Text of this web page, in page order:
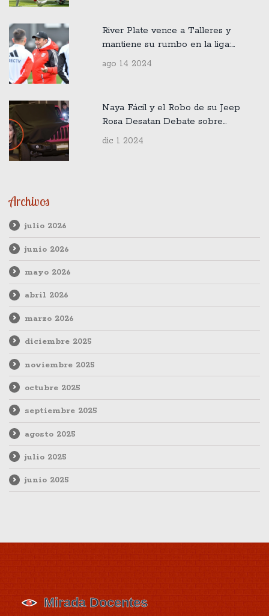
River Plate vence a Talleres y
mantiene su rumbo en la liga:
Noticias y Actualizaciones del
Martes 13 de Agosto
ago 14 2024
Naya Fácil y el Robo de su Jeep
Rosa Desatan Debate sobre
Privacidad y Seguridad en Redes
dic 1 2024
Archivos
julio 2026
junio 2026
mayo 2026
abril 2026
marzo 2026
diciembre 2025
noviembre 2025
octubre 2025
septiembre 2025
agosto 2025
julio 2025
junio 2025